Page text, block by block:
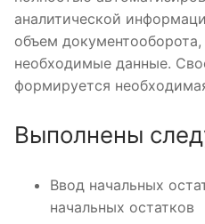
аналитической
объем документооборота,
необходимые данные.
формируется
Выполнены
Ввод начальных
начальных остатков